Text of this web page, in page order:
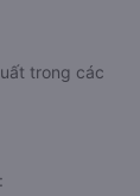
trong các